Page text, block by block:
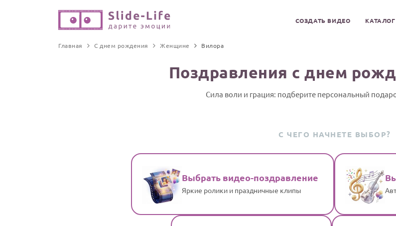
СОЗДАТЬ ВИДЕО КАТАЛОГ
Главная С днем рождения Женщине Вилора
Поздравления с днем
Сила воли и грация: подберите персональный
С ЧЕГО НАЧНЕТЕ ВЫБОР?
Выбрать видео-поздравление
Яркие ролики и праздничные клипы